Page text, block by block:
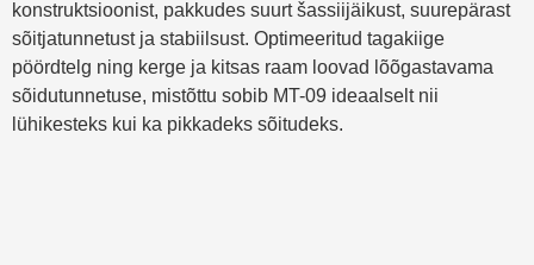
konstruktsioonist, pakkudes suurt šassiijäikust, suurepärast
sõitjatunnetust ja stabiilsust. Optimeeritud tagakiige
pöördtelg ning kerge ja kitsas raam loovad lõõgastavama
sõidutunnetuse, mistõttu sobib MT-09 ideaalselt nii
lühikesteks kui ka pikkadeks sõitudeks.